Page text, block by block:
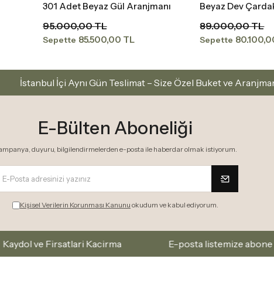
Sepete Ekle
301 Adet Beyaz Gül Aranjmanı
95.000,00 TL
Sepette 85.500,00 TL
Beyaz Dev
89.000,00 TL
Sepette
Gün Teslimat – Size Özel Buket ve Aranjmanlar
E-Bülten Aboneliği
duyuru, bilgilendirmelerden e-posta ile haberdar olmak istiyorum.
Kişisel Verilerin Korunması Kanunu okudum ve kabul ediyorum.
Kacirma E-posta listemize abone olarak yeni